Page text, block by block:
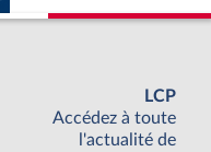
LCP
Accédez à toute
l'actualité de